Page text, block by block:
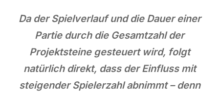
Da der Spielverlauf und die Dauer einer
Partie durch die Gesamtzahl der
Projektsteine gesteuert wird, folgt
natürlich direkt, dass der Einfluss mit
steigender Spielerzahl abnimmt – denn